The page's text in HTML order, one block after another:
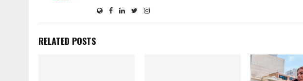
RELATED POSTS